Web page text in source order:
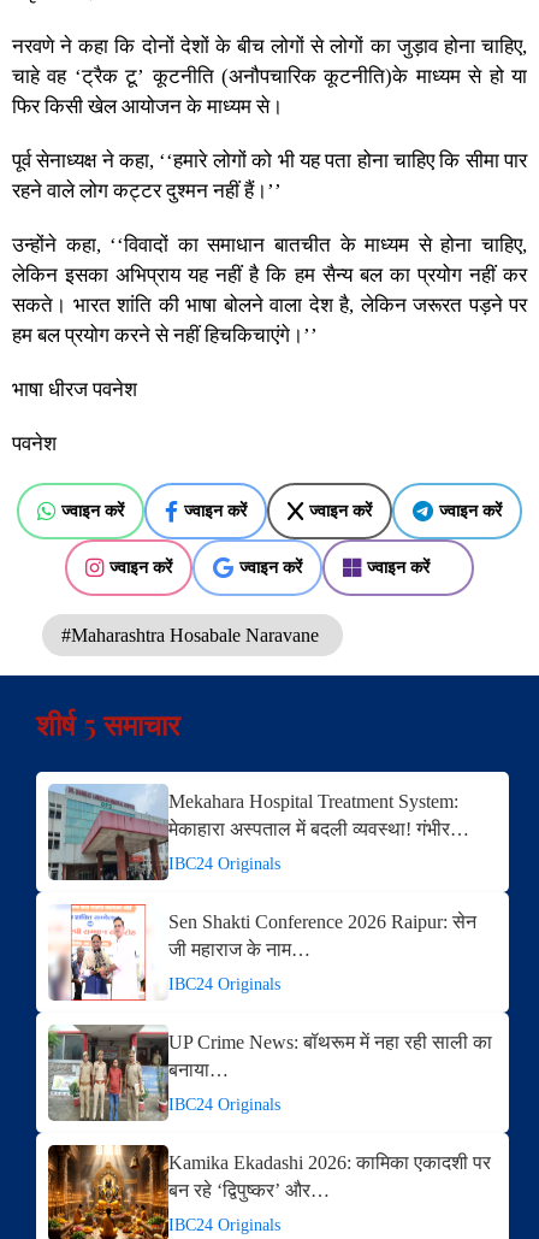
नरवणे ने कहा कि दोनों देशों के बीच लोगों से लोगों का जुड़ाव होना चाहिए,
चाहे वह ‘ट्रैक टू’ कूटनीति (अनौपचारिक कूटनीति)के माध्यम से हो या
फिर किसी खेल आयोजन के माध्यम से।
पूर्व सेनाध्यक्ष ने कहा, ‘‘हमारे लोगों को भी यह पता होना चाहिए कि सीमा पार
रहने वाले लोग कट्टर दुश्मन नहीं हैं।’’
उन्होंने कहा, ‘‘विवादों का समाधान बातचीत के माध्यम से होना चाहिए,
लेकिन इसका अभिप्राय यह नहीं है कि हम सैन्य बल का प्रयोग नहीं कर
सकते। भारत शांति की भाषा बोलने वाला देश है, लेकिन जरूरत पड़ने पर
हम बल प्रयोग करने से नहीं हिचकिचाएंगे।’’
भाषा धीरज पवनेश
पवनेश
ज्वाइन करें ज्वाइन करें ज्वाइन करें ज्वाइन करें
ज्वाइन करें ज्वाइन करें ज्वाइन करें
#Maharashtra Hosabale Naravane
शीर्ष 5 समाचार
Mekahara Hospital Treatment System:
मेकाहारा अस्पताल में बदली व्यवस्था! गंभीर…
IBC24 Originals
Sen Shakti Conference 2026 Raipur: सेन
जी महाराज के नाम…
IBC24 Originals
UP Crime News: बॉथरूम में नहा रही साली का
बनाया…
IBC24 Originals
Kamika Ekadashi 2026: कामिका एकादशी पर
बन रहे ‘द्विपुष्कर’ और…
IBC24 Originals